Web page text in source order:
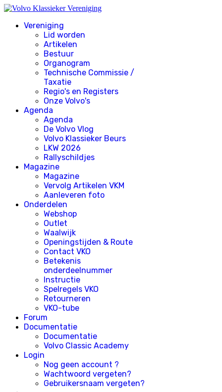
Vereniging
Lid worden
Artikelen
Bestuur
Organogram
Technische Commissie /
Taxatie
Regio's en Registers
Onze Volvo's
Agenda
Agenda
De Volvo Vlog
Volvo Klassieker Beurs
LKW 2026
Rallyschildjes
Magazine
Magazine
Vervolg Artikelen VKM
Aanleveren foto
Onderdelen
Webshop
Outlet
Waalwijk
Openingstijden & Route
Contact VKO
Betekenis
onderdeelnummer
Instructie
Spelregels VKO
Retourneren
VKO-tube
Forum
Documentatie
Documentatie
Volvo Classic Academy
Login
Nog geen account ?
Wachtwoord vergeten?
Gebruikersnaam vergeten?